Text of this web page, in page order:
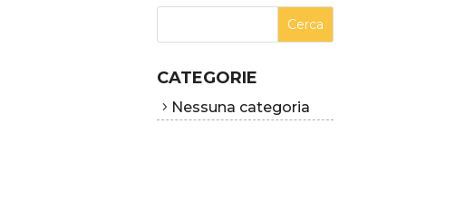
CATEGORIE
Nessuna categoria